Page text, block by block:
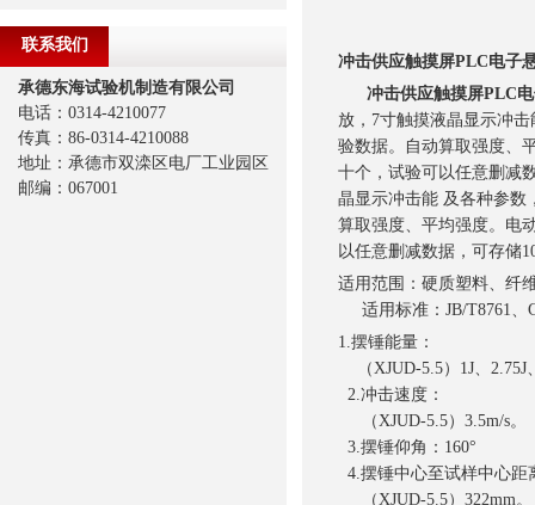
冲击供应触摸屏PLC电子
冲击供应触摸屏PLC
放，7寸触摸液晶显示冲
验数据。自动算取强度、
十个，试验可以任意删减
晶显示冲击能 及各种参数
算取强度、平均强度。电
以任意删减数据，可存储
适用范围：硬质塑料、纤
适用标准：JB/T8761、
1.摆锤能量：
（XJUD-5.5）1J、2.75J
2.冲击速度：
（XJUD-5.5）3.5m/s。
3.摆锤仰角：160°
4.摆锤中心至试样中心距
（XJUD-5.5）322mm。
联系我们
承德东海试验机制造有限公司
电话：0314-4210077
传真：86-0314-4210088
地址：承德市双滦区电厂工业园区
邮编：067001